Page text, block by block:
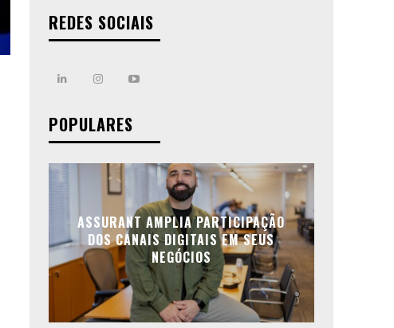
REDES SOCIAIS
POPULARES
ASSURANT AMPLIA PARTICIPAÇÃO
DOS CANAIS DIGITAIS EM SEUS
NEGÓCIOS